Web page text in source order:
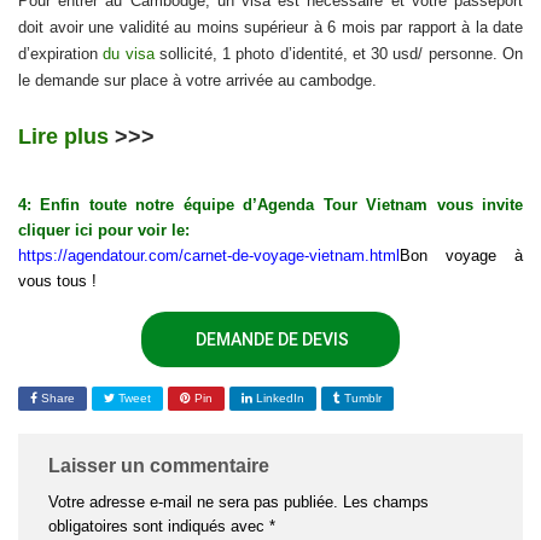
doit avoir une validité au moins supérieur à 6 mois par rapport à la date
d’expirationdu visasollicité, 1 photo d’identité, et 30 usd/ personne. On
le demande sur place à votre arrivée au cambodge.
Lire plus >>>
4: Enfin toute notre équipe d’Agenda Tour Vietnam vous invite
cliquer ici pour voir le:
https://agendatour.com/carnet-de-voyage-vietnam.html Bon voyage à
vous tous !
DEMANDE DE DEVIS
Share Tweet Pin LinkedIn Tumblr
Laisser un commentaire
Votre adresse e-mail ne sera pas publiée.
Les champs
obligatoires sont indiqués avec *